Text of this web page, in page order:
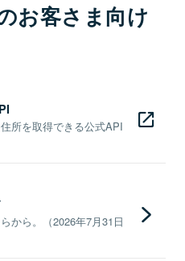
お客さま向け
所を取得できる公式API
から。（2026年7月31日